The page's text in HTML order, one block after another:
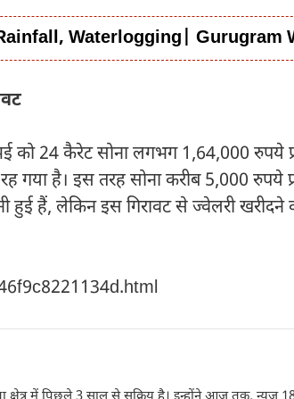
Waterlogging| Gurugram
को 24 कैरेट सोना लगभग 1,64,000 रुपये
गया है। इस तरह सोना करीब 5,000 रुपये
हुई हैं, लेकिन इस गिरावट से ज्वेलरी खरीदने